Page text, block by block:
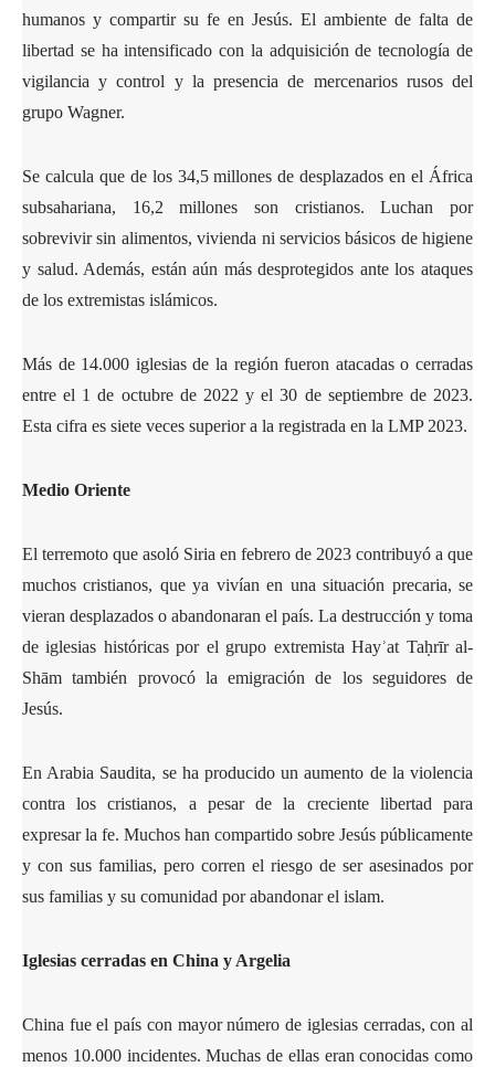
humanos y compartir su fe en Jesús. El ambiente de falta de
libertad se ha intensificado con la adquisición de tecnología de
vigilancia y control y la presencia de mercenarios rusos del
grupo Wagner.
Se calcula que de los 34,5 millones de desplazados en el África
subsahariana, 16,2 millones son cristianos. Luchan por
sobrevivir sin alimentos, vivienda ni servicios básicos de higiene
y salud. Además, están aún más desprotegidos ante los ataques
de los extremistas islámicos.
Más de 14.000 iglesias de la región fueron atacadas o cerradas
entre el 1 de octubre de 2022 y el 30 de septiembre de 2023.
Esta cifra es siete veces superior a la registrada en la LMP 2023.
Medio Oriente
El terremoto que asoló Siria en febrero de 2023 contribuyó a que
muchos cristianos, que ya vivían en una situación precaria, se
vieran desplazados o abandonaran el país. La destrucción y toma
de iglesias históricas por el grupo extremista Hayʾat Taḥrīr al-
Shām también provocó la emigración de los seguidores de
Jesús.
En Arabia Saudita, se ha producido un aumento de la violencia
contra los cristianos, a pesar de la creciente libertad para
expresar la fe. Muchos han compartido sobre Jesús públicamente
y con sus familias, pero corren el riesgo de ser asesinados por
sus familias y su comunidad por abandonar el islam.
Iglesias cerradas en China y Argelia
China fue el país con mayor número de iglesias cerradas, con al
menos 10.000 incidentes. Muchas de ellas eran conocidas como